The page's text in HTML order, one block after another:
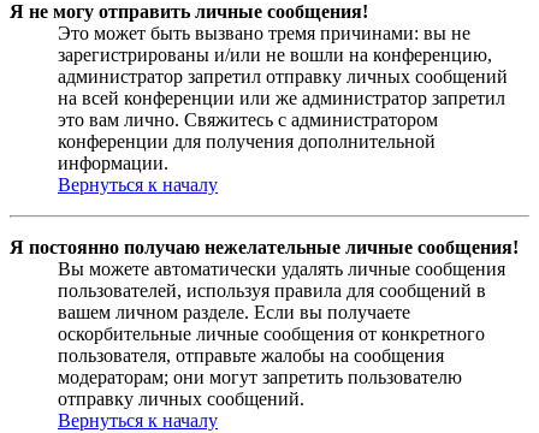
Я не могу отправить личные сообщения!
Это может быть вызвано тремя причинами: вы не
зарегистрированы и/или не вошли на конференцию,
администратор запретил отправку личных сообщений
на всей конференции или же администратор запретил
это вам лично. Свяжитесь с администратором
конференции для получения дополнительной
информации.
Вернуться к началу
Я постоянно получаю нежелательные личные сообщения!
Вы можете автоматически удалять личные сообщения
пользователей, используя правила для сообщений в
вашем личном разделе. Если вы получаете
оскорбительные личные сообщения от конкретного
пользователя, отправьте жалобы на сообщения
модераторам; они могут запретить пользователю
отправку личных сообщений.
Вернуться к началу